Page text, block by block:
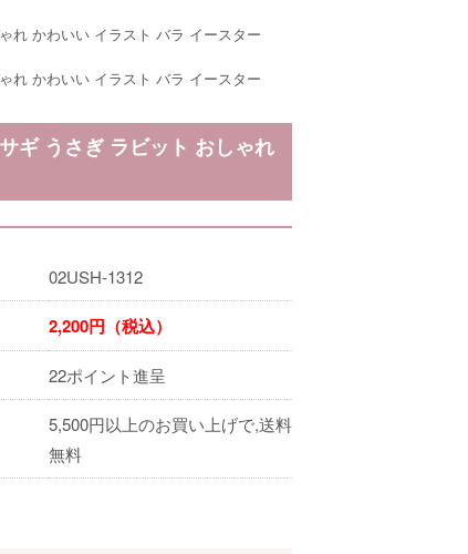
れ かわいい イラスト バラ イースター
れ かわいい イラスト バラ イースター
ギ うさぎ ラビット おしゃれ
02USH-1312
2,200円（税込）
22ポイント進呈
5,500円以上のお買い上げで,送料
無料